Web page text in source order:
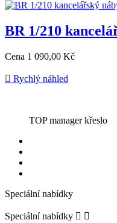
BR 1/210
Cena 1 090,00 Kč
 Rychlý náhled
TOP manager křeslo
Speciální nabídky
Speciální nabídky  